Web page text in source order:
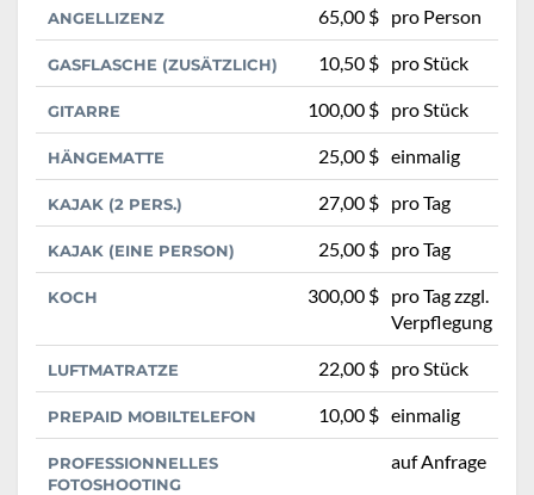
ANGELLIZENZ 65,00 $ pro Person
GASFLASCHE (ZUSÄTZLICH) 10,50 $ pro Stück
GITARRE 100,00 $ pro Stück
HÄNGEMATTE 25,00 $ einmalig
KAJAK (2 PERS.) 27,00 $ pro Tag
KAJAK (EINE PERSON) 25,00 $ pro Tag
KOCH 300,00 $ pro Tag zzgl.
Verpflegung
LUFTMATRATZE 22,00 $ pro Stück
PREPAID MOBILTELEFON 10,00 $ einmalig
PROFESSIONNELLES
FOTOSHOOTING
auf Anfrage